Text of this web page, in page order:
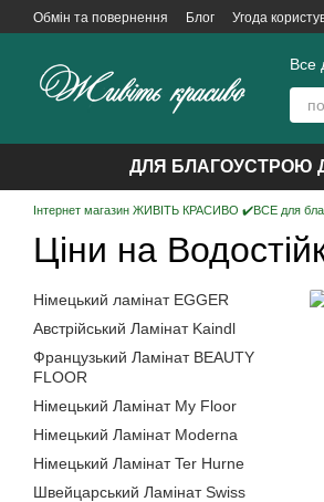
Перейти до основного контенту
Обмін та повернення Блог Угода
Все
ДЛЯ БЛАГОУСТРОЮ
Інтернет магазин ЖИВІТЬ КРАСИВО ✔️ВСЕ для
Ціни на
Німецький ламінат EGGER
Австрійський Ламінат Kaindl
Французький Ламінат BEAUTY
FLOOR
Німецький Ламінат My Floor
Німецький Ламінат Moderna
Німецький Ламінат Ter Hurne
Швейцарський Ламінат Swiss